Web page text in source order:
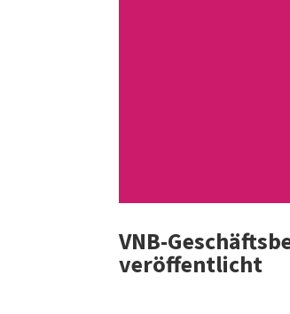
VNB-
veröffentlicht